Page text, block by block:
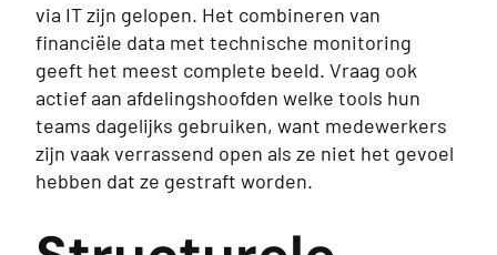
via IT zijn gelopen. Het combineren van
financiële data met technische monitoring
geeft het meest complete beeld. Vraag ook
actief aan afdelingshoofden welke tools hun
teams dagelijks gebruiken, want medewerkers
zijn vaak verrassend open als ze niet het gevoel
hebben dat ze gestraft worden.